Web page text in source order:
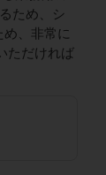
ため、シ
、非常に
ただければ